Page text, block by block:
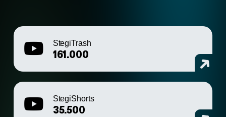
StegiTrash
161.000
StegiShorts
35.500